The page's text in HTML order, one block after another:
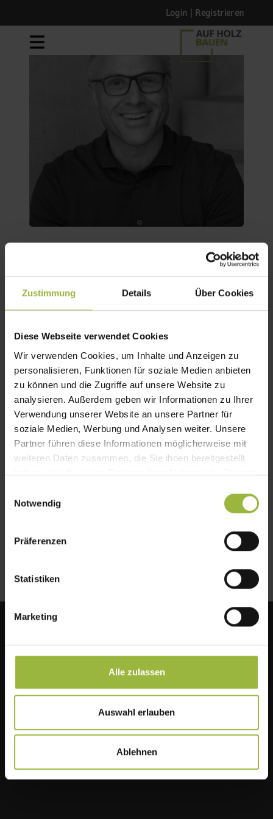
Zustimmung Details Über Cookies
Diese Webseite verwendet Cookies
Wir verwenden Cookies, um Inhalte und Anzeigen zu
personalisieren, Funktionen für soziale Medien anbieten
zu können und die Zugriffe auf unsere Website zu
analysieren. Außerdem geben wir Informationen zu Ihrer
Verwendung unserer Website an unsere Partner für
soziale Medien, Werbung und Analysen weiter. Unsere
Partner führen diese Informationen möglicherweise mit
weiteren Daten zusammen, die Sie ihnen bereitgestellt
haben oder die sie im Rahmen Ihrer Nutzung der Dienste
Notwendig
Präferenzen
Statistiken
Marketing
Alle zulassen
Auswahl erlauben
Ablehnen
Login Registrieren
Kontakte
+49 711 79482221
j.lang@akading.de
Jochen Lang
Dipl.-Ing.
Geschäftsführer Akademie der Ingenieure